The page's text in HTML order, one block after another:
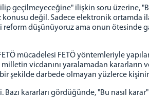
geçilmeyeceğine" ilişkin soru üzerine,
değil. Sadece elektronik ortamda
reform düşünüyoruz ama onun ötesinde
mücadelesi FETÖ yöntemleriyle
vicdanını yaralamadan kararların
şekilde darbede olmayan yüzlerce
kararları gördüğünde, "Bu nasıl